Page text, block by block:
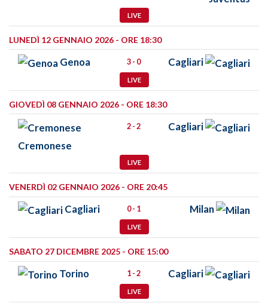
LIVE
LUNEDÌ 12 GENNAIO 2026 - ORE 18:30
Genoa 3 - 0 Cagliari
LIVE
GIOVEDÌ 08 GENNAIO 2026 - ORE 18:30
Cremonese
2 - 2 Cagliari
LIVE
VENERDÌ 02 GENNAIO 2026 - ORE 20:45
Cagliari 0 - 1 Milan
LIVE
SABATO 27 DICEMBRE 2025 - ORE 15:00
Torino 1 - 2 Cagliari
LIVE